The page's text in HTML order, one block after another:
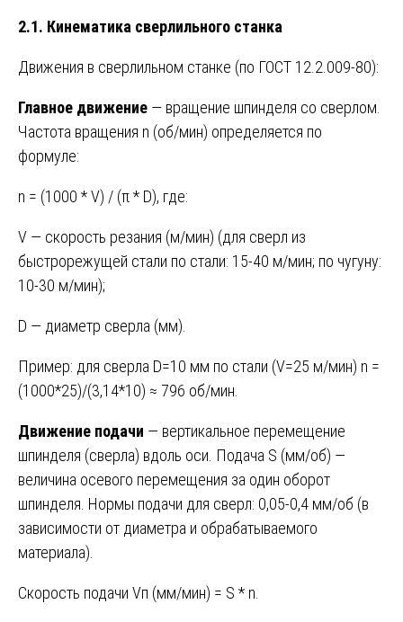
2.1. Кинематика сверлильного станка
Движения в сверлильном станке (по ГОСТ 12.2.009-80):
Главное движение — вращение шпинделя со сверлом.
Частота вращения n (об/мин) определяется по
формуле:
n = (1000 * V) / (π * D), где:
V — скорость резания (м/мин) (для сверл из
быстрорежущей стали по стали: 15-40 м/мин; по чугуну:
10-30 м/мин);
D — диаметр сверла (мм).
Пример: для сверла D=10 мм по стали (V=25 м/мин) n =
(1000*25)/(3,14*10) ≈ 796 об/мин.
Движение подачи — вертикальное перемещение
шпинделя (сверла) вдоль оси. Подача S (мм/об) —
величина осевого перемещения за один оборот
шпинделя. Нормы подачи для сверл: 0,05-0,4 мм/об (в
зависимости от диаметра и обрабатываемого
материала).
Скорость подачи Vп (мм/мин) = S * n.